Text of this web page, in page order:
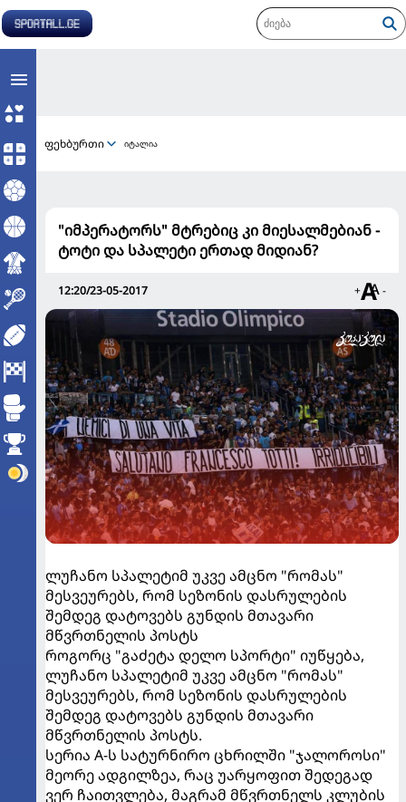
ფეხბურთი იტალია
"იმპერატორს" მტრებიც კი მიესალმებიან -
ტოტი და სპალეტი ერთად მიდიან?
12:20/23-05-2017 + -
ლუჩანო სპალეტიმ უკვე ამცნო "რომას"
მესვეურებს, რომ სეზონის დასრულების
შემდეგ დატოვებს გუნდის მთავარი
მწვრთნელის პოსტს
როგორც "გაძეტა დელო სპორტი" იუწყება,
ლუჩანო სპალეტიმ უკვე ამცნო "რომას"
მესვეურებს, რომ სეზონის დასრულების
შემდეგ დატოვებს გუნდის მთავარი
მწვრთნელის პოსტს.
სერია A-ს სატურნირო ცხრილში "ჯალოროსი"
მეორე ადგილზეა, რაც უარყოფით შედეგად
ვერ ჩაითვლება, მაგრამ მწვრთნელს კლუბის